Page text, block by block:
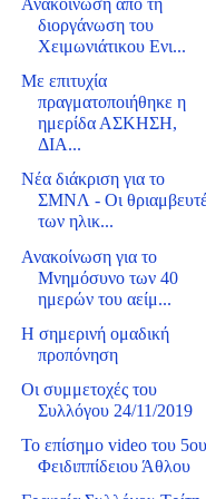
Ανακοίνωση από τη
διοργάνωση του
Χειμωνιάτικου Ενι...
Με επιτυχία
πραγματοποιήθηκε η
ημερίδα ΑΣΚΗΣΗ,
ΔΙΑ...
Νέα διάκριση για το
ΣΜΝΛ - Οι
των ηλικ...
Ανακοίνωση για το
Μνημόσυνο των 40
ημερών του αείμ...
Η σημερινή ομαδική
προπόνηση
Οι συμμετοχές του
Συλλόγου 24/11/2019
Το επίσημο video του
Φειδιππίδειου Άθλου